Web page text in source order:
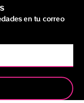
en tu correo